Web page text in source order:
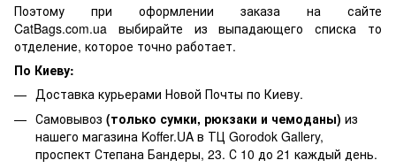
Поэтому при оформлении заказа на сайте
CatBags.com.ua выбирайте из выпадающего списка то
отделение, которое точно работает.
По Киеву:
Доставка курьерами Новой Почты по Киеву.
Самовывоз (только сумки, рюкзаки и чемоданы) из
нашего магазина Koffer.UA в ТЦ Gorodok Gallery,
проспект Степана Бандеры, 23. С 10 до 21 каждый день.